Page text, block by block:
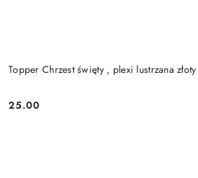
Topper Chrzest święty , plexi lustrzana
Cena:
25.00